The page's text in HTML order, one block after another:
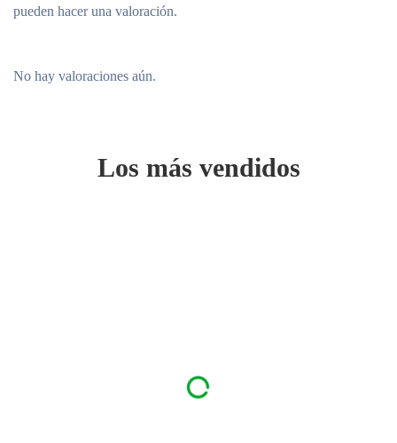
No hay valoraciones aún.
pueden hacer una valoración.
Los más vendidos